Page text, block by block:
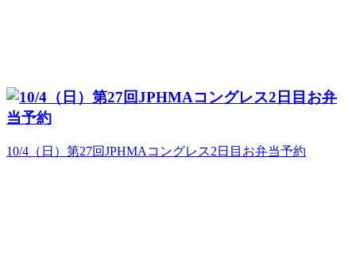
10/4（日）第27回JPHMAコングレス2日目お弁当予約